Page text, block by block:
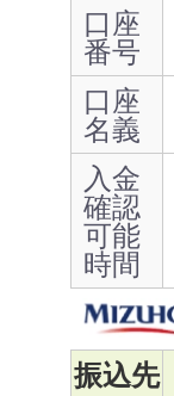
口座
番号
口座
名義
入金
確認
可能
時間
振込先